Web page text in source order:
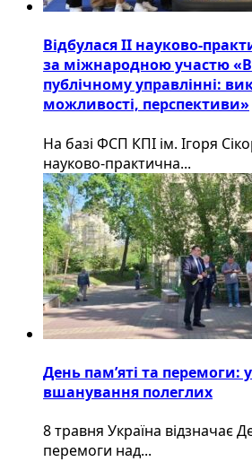
Відбулася ІІ науково-
за міжнародною участю
публічному управлінні:
можливості, перспективи»
На базі ФСП КПІ ім. Ігоря
науково-практична...
День пам’яті та перемоги:
вшанування полеглих
8 травня Україна відзначає
перемоги над...